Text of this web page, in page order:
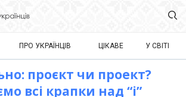
ПРО УКРАЇНЦІВ ЦІКАВЕ У СВІТІ
проєкт чи проект?
всі крапки над “і”